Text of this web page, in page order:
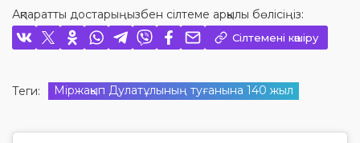
Ақпаратты достарыңызбен сілтеме арқылы бөлісіңіз:
Сілтемені көшіру
Теги: Міржақып Дулатұлының туғанына 140 жыл